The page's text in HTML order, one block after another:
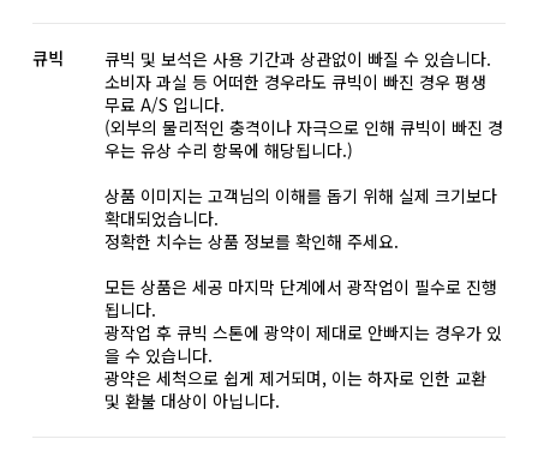
큐빅
큐빅 및 보석은 사용 기간과 상관없이 빠질 수 있습니다.
소비자 과실 등 어떠한 경우라도 큐빅이 빠진 경우 평생
무료 A/S 입니다.
(외부의 물리적인 충격이나 자극으로 인해 큐빅이 빠진 경
우는 유상 수리 항목에 해당됩니다.)
상품 이미지는 고객님의 이해를 돕기 위해 실제 크기보다
확대되었습니다.
정확한 치수는 상품 정보를 확인해 주세요.
모든 상품은 세공 마지막 단계에서 광작업이 필수로 진행
됩니다.
광작업 후 큐빅 스톤에 광약이 제대로 안빠지는 경우가 있
을 수 있습니다.
광약은 세척으로 쉽게 제거되며, 이는 하자로 인한 교환
및 환불 대상이 아닙니다.